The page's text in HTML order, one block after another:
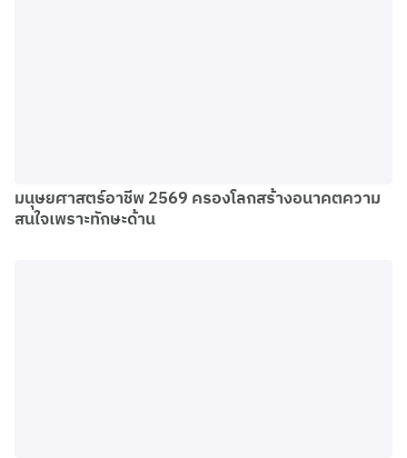
มนุษยศาสตร์อาชีพ 2569 ครองโลกสร้างอนาคตความ
สนใจเพราะทักษะด้าน